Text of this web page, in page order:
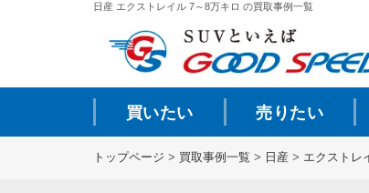
日産 エクストレイル 7～8万キロ の買取事例一覧
買いたい 売りたい
トップページ > 買取事例一覧 > 日産 > エクストレ